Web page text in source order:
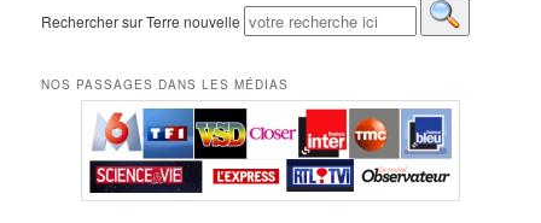
Rechercher sur Terre nouvelle
NOS PASSAGES DANS LES MÉDIAS